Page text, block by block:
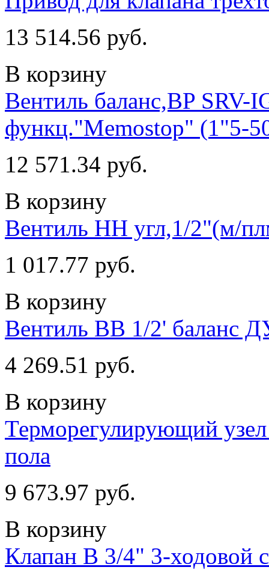
13 514.56 руб.
В корзину
Вентиль баланс,BP SRV-
функц."Memostop" (1"5-
12 571.34 руб.
В корзину
Вентиль НН угл,1/2"(м/
1 017.77 руб.
В корзину
Вентиль ВВ 1/2' баланс
4 269.51 руб.
В корзину
Терморегулирующий
пола
9 673.97 руб.
В корзину
Клапан В 3/4" 3-ходовой